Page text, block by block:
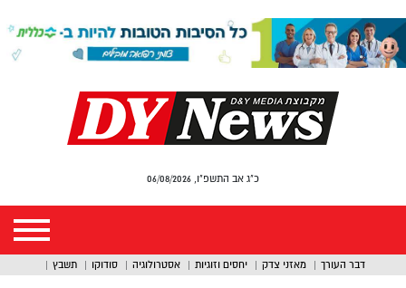
כ"ג אב התשפ"ו, 06/08/2026
דבר העורך מאזני צדק יחסים וזוגיות אסטרולוגיה סודוקו תשבץ